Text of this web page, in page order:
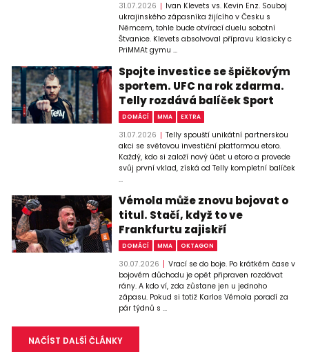
31.07.2026
Ivan Klevets vs. Kevin Enz. Souboj
ukrajinského zápasníka žijícího v Česku s
Němcem, tohle bude otvírací duelu sobotní
Štvanice. Klevets absolvoval přípravu klasicky c
PriMMAt gymu ...
Spojte investice se špičkovým
sportem. UFC na rok zdarma.
Telly rozdává balíček Sport
DOMÁCÍ MMA EXTRA
31.07.2026
Telly spouští unikátní partnerskou
akci se světovou investiční platformou etoro.
Každý, kdo si založí nový účet u etoro a provede
svůj první vklad, získá od Telly kompletní balíček
...
Vémola může znovu bojovat o
titul. Stačí, když to ve
Frankfurtu zajiskří
DOMÁCÍ MMA OKTAGON
30.07.2026
Vrací se do boje. Po krátkém čase v
bojovém důchodu je opět připraven rozdávat
rány. A kdo ví, zda zůstane jen u jednoho
zápasu. Pokud si totiž Karlos Vémola poradí za
pár týdnů s ...
NAČÍST DALŠÍ ČLÁNKY